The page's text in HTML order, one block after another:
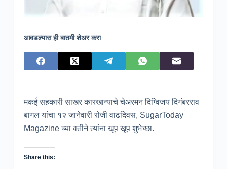
आवडल्यास ही बातमी शेअर करा
मकई सहकारी साखर कारखान्याचे चेअरमन दिग्विजय दिगंबरराव
बागल यांचा १२ जानेवारी रोजी वाढदिवस, SugarToday
Magazine च्या वतीने त्यांना खूप खूप शुभेच्छा.
Share this: